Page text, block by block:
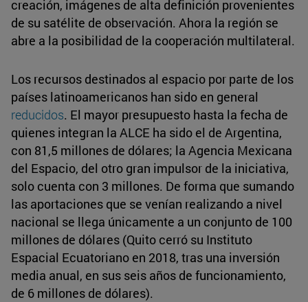
creación, imágenes de alta definición provenientes
de su satélite de observación. Ahora la región se
abre a la posibilidad de la cooperación multilateral.
Los recursos destinados al espacio por parte de los
países latinoamericanos han sido en general
reducidos. El mayor presupuesto hasta la fecha de
quienes integran la ALCE ha sido el de Argentina,
con 81,5 millones de dólares; la Agencia Mexicana
del Espacio, del otro gran impulsor de la iniciativa,
solo cuenta con 3 millones. De forma que sumando
las aportaciones que se venían realizando a nivel
nacional se llega únicamente a un conjunto de 100
millones de dólares (Quito cerró su Instituto
Espacial Ecuatoriano en 2018, tras una inversión
media anual, en sus seis años de funcionamiento,
de 6 millones de dólares).